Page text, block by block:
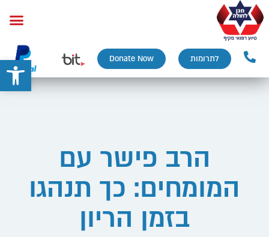
לתרומות Donate Now
הרב פישר עם
המומחים: כך תנהגו
בזמן הריון